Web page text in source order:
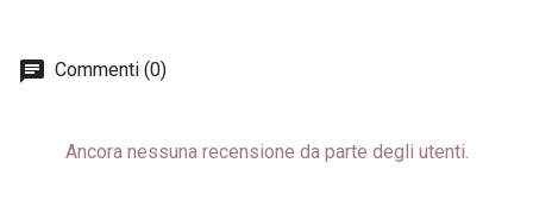
Commenti (0)
Ancora nessuna recensione da parte degli utenti.